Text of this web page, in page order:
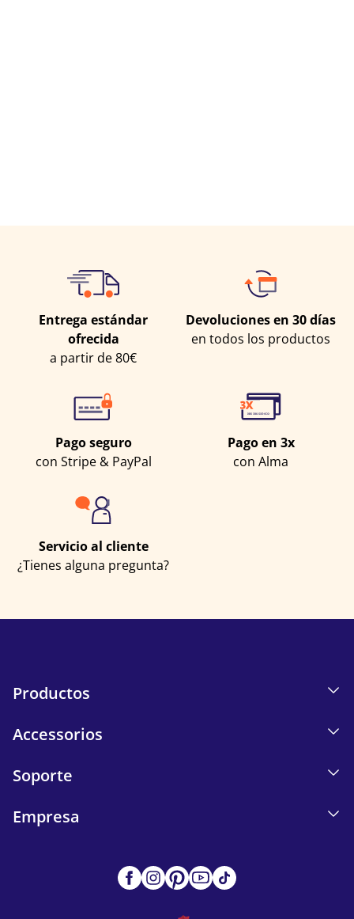
Entrega estándar
ofrecida
a partir de 80€
Devoluciones en 30 días
en todos los productos
Pago seguro
con Stripe & PayPal
Pago en 3x
con Alma
Servicio al cliente
¿Tienes alguna pregunta?
Productos
Accessorios
Soporte
Empresa